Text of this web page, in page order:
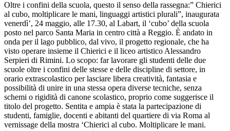
Oltre i confini della scuola, questo il senso della rassegna:” Chierici
al cubo, moltiplicare le mani, linguaggi artistici plurali”, inaugurata
venerdì’, 24 maggio, alle 17.30, al Labart, il ‘cubo’ della scuola
posto nel parco Santa Maria in centro città a Reggio. È andato in
onda per il lago pubblico, dal vivo, il progetto regionale, che ha
visto operare insieme il Chierici e il liceo artistico Alessandro
Serpieri di Rimini. Lo scopo: far lavorare gli studenti delle due
scuole oltre i confini delle stesse e delle discipline di settore, in
orario extrascolastico per lasciare libera creatività, fantasia e
possibilità di unire in una stessa opera diverse tecniche, senza
schemi o rigidità di canone scolastico, proprio come suggerisce il
titolo del progetto. Sentita e ampia è stata la partecipazione di
studenti, famiglie, docenti e abitanti del quartiere di via Roma al
vernissage della mostra ‘Chierici al cubo. Moltiplicare le mani.